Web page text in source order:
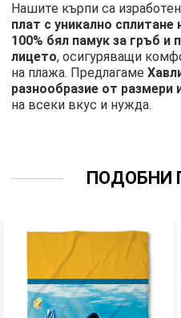
Нашите кърпи са
плат с уникално
100% бял памук за гръб и
лицето, осигуряващи
на плажа. Предлагаме
разнообразие от размери
на всеки вкус и нужда.
ПОДОБНИ